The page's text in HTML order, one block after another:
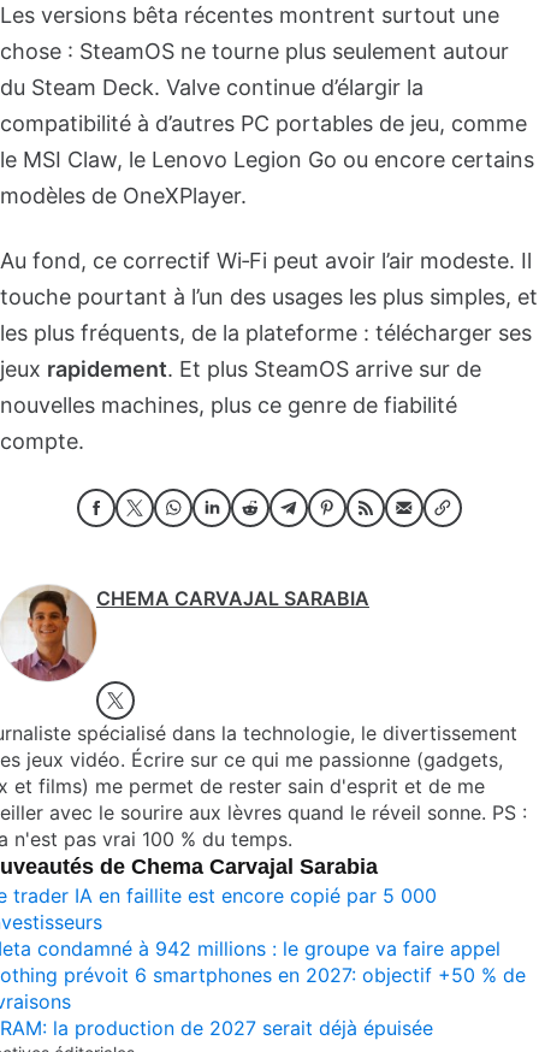
Les versions bêta récentes montrent surtout une
chose : SteamOS ne tourne plus seulement autour
du Steam Deck. Valve continue d’élargir la
compatibilité à d’autres PC portables de jeu, comme
le MSI Claw, le Lenovo Legion Go ou encore certains
modèles de OneXPlayer.
Au fond, ce correctif Wi‑Fi peut avoir l’air modeste. Il
touche pourtant à l’un des usages les plus simples, et
les plus fréquents, de la plateforme : télécharger ses
jeux rapidement. Et plus SteamOS arrive sur de
nouvelles machines, plus ce genre de fiabilité
compte.
CHEMA CARVAJAL SARABIA
spécialisé dans la technologie, le divertissement
jeux vidéo. Écrire sur ce qui me passionne (gadgets,
et films) me permet de rester sain d'esprit et de me
avec le sourire aux lèvres quand le réveil sonne. PS :
n'est pas vrai 100 % du temps.
de Chema Carvajal Sarabia
trader IA en faillite est encore copié par 5 000
condamné à 942 millions : le groupe va faire appel
prévoit 6 smartphones en 2027: objectif +50 % de
la production de 2027 serait déjà épuisée